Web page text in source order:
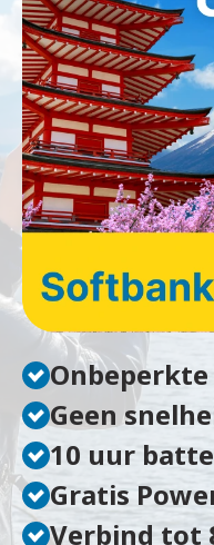
Geen
10 uur
Gratis
Verbind tot